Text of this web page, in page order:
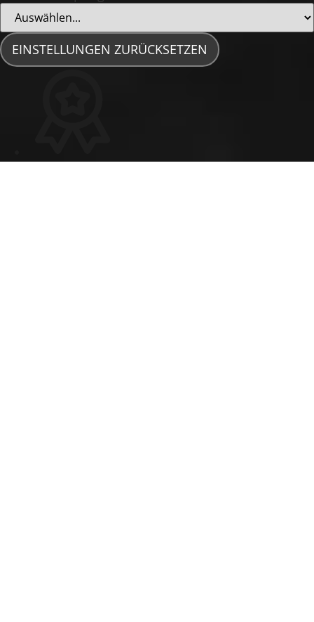
EINSTELLUNGEN ZURÜCKSETZEN